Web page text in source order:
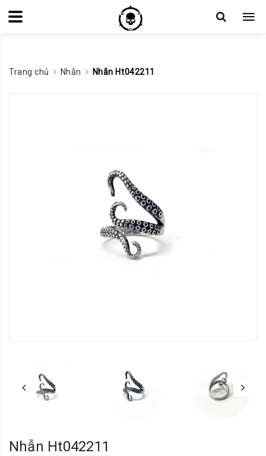
Trang chủ Nhẫn Nhẫn Ht042211
Nhẫn Ht042211